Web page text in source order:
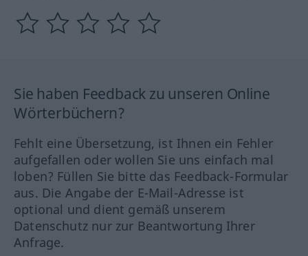
Sie haben Feedback zu unseren Online
Wörterbüchern?
Fehlt eine Übersetzung, ist Ihnen ein Fehler
aufgefallen oder wollen Sie uns einfach mal
loben? Füllen Sie bitte das Feedback-Formular
aus. Die Angabe der E-Mail-Adresse ist
optional und dient gemäß unserem
Datenschutz nur zur Beantwortung Ihrer
Anfrage.